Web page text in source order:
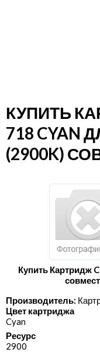
КУПИТЬ
718 CYAN
(2900K)
Купить Картридж
Производитель:
Цвет картриджа
Cyan
Ресурс
2900